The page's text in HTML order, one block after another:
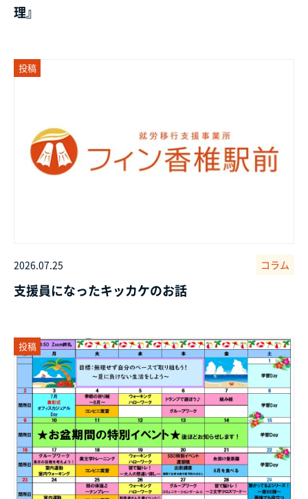
理』
投稿
2026.07.25 コラム
支援員になったキッカケのお話
投稿